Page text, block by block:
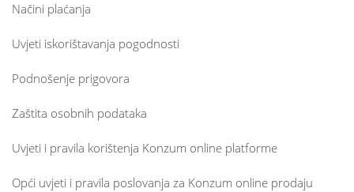
Načini plaćanja
Uvjeti iskorištavanja pogodnosti
Podnošenje prigovora
Zaštita osobnih podataka
Uvjeti i pravila korištenja Konzum online platforme
Opći uvjeti i pravila poslovanja za Konzum online prodaju